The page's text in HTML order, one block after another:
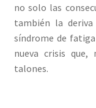
no solo las
también la
síndrome de
nueva crisis que,
talones.